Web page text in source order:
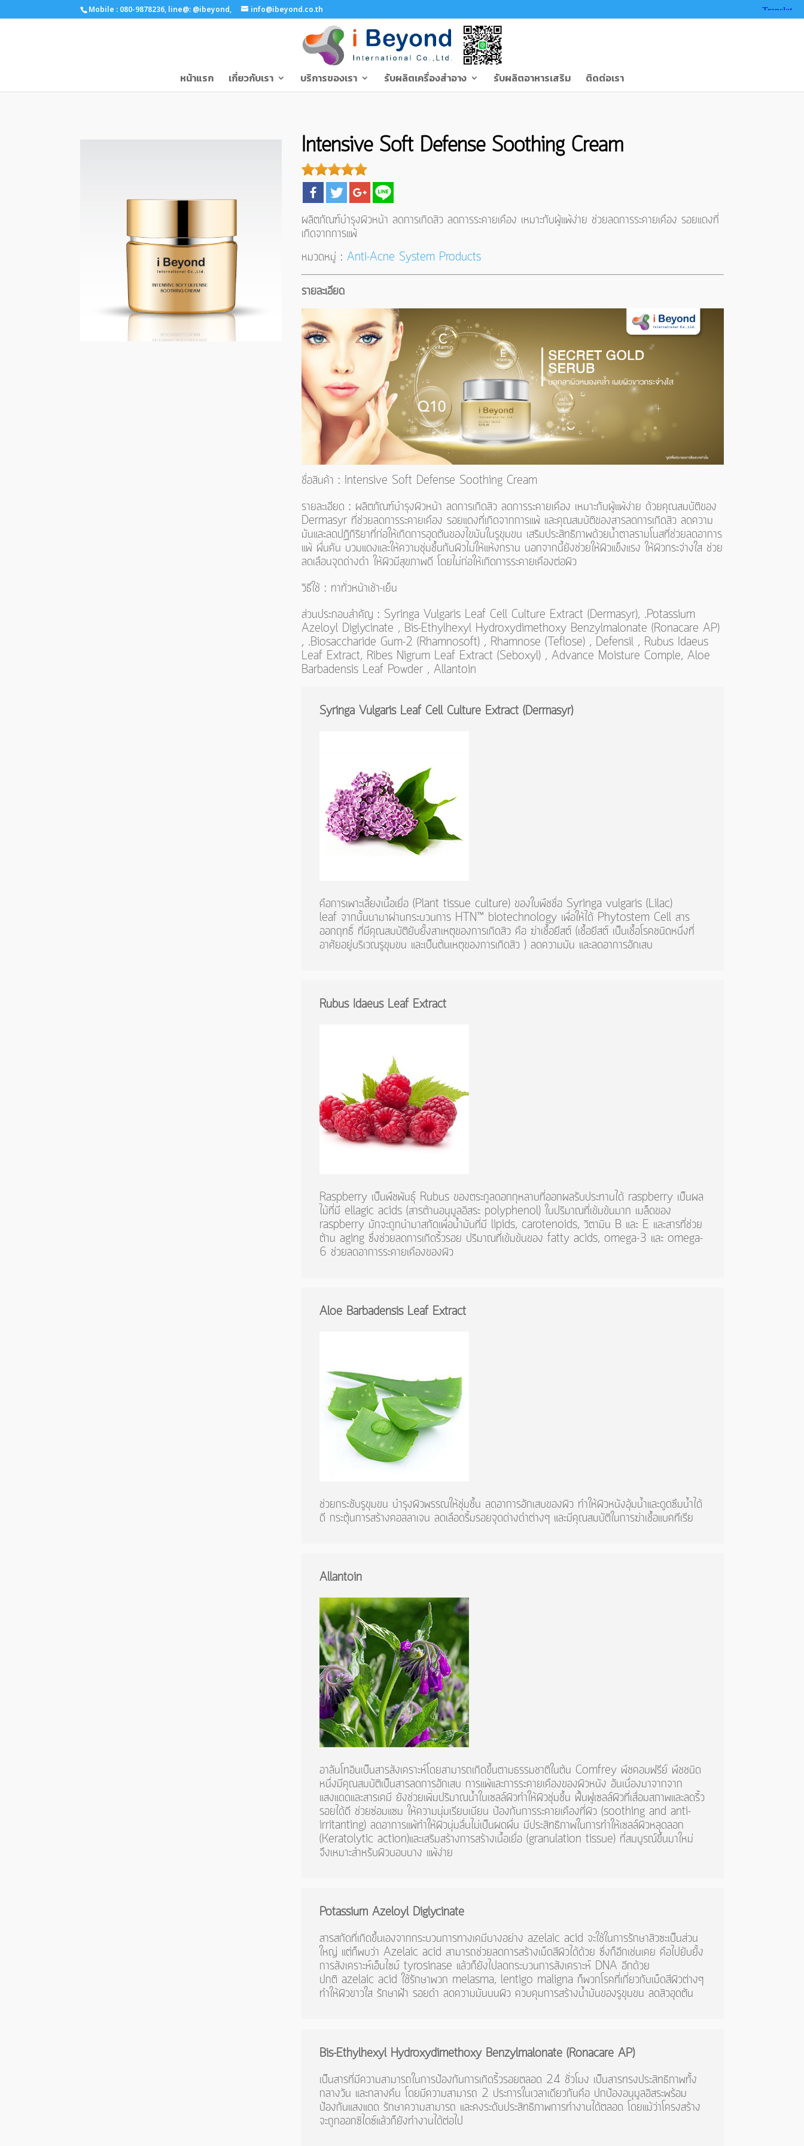
Mobile : 080-9878236, line@: @ibeyond, info@ibeyond.co.th
หน้าแรก เกี่ยวกับเรา บริการของเรา รับผลิตเครื่องสำอาง รับผลิตอาหารเสริม ติดต่อเรา
Intensive Soft Defense Soothing Cream
ผลิตภัณฑ์บำรุงผิวหน้า ลดการเกิดสิว ลดการระคายเคือง เหมาะกับผู้แพ้ง่าย ช่วยลดการระคายเคือง รอยแดงที่
เกิดจากการแพ้
หมวดหมู่ : Anti-Acne System Products
รายละเอียด
ชื่อสินค้า : Intensive Soft Defense Soothing Cream
รายละเอียด : ผลิตภัณฑ์บำรุงผิวหน้า ลดการเกิดสิว ลดการระคายเคือง เหมาะกับผู้แพ้ง่าย ด้วยคุณสมบัติของ
Dermasyr ที่ช่วยลดการระคายเคือง รอยแดงที่เกิดจากการแพ้ และคุณสมบัติของสารลดการเกิดสิว ลดความ
มันและลดปฏิกิริยาที่ก่อให้เกิดการอุดตันของไขมันในรูขุมขน เสริมประสิทธิภาพด้วยน้ำตาลรามโนสที่ช่วยลดอาการ
แพ้ ผื่นคัน บวมแดงและให้ความชุ่มชื้นกับผิวไม่ให้แห้งกราน นอกจากนี้ยังช่วยให้ผิวแข็งแรง ให้ผิวกระจ่างใส ช่วย
ลดเลือนจุดด่างดำ ให้ผิวมีสุขภาพดี โดยไม่ก่อให้เกิดการระคายเคืองต่อผิว
วิธีใช้ : ทาทั่วหน้าเช้า-เย็น
ส่วนประกอบสำคัญ : Syringa Vulgaris Leaf Cell Culture Extract (Dermasyr), .Potassium
Azeloyl Diglycinate , Bis-Ethylhexyl Hydroxydimethoxy Benzylmalonate (Ronacare AP)
, .Biosaccharide Gum-2 (Rhamnosoft) , Rhamnose (Teflose) , Defensil , Rubus Idaeus
Leaf Extract, Ribes Nigrum Leaf Extract (Seboxyl) , Advance Moisture Comple, Aloe
Barbadensis Leaf Powder , Allantoin
Syringa Vulgaris Leaf Cell Culture Extract (Dermasyr)
คือการเพาะเลี้ยงเนื้อเยื่อ (Plant tissue culture) ของใบพืชชื่อ Syringa vulgaris (Lilac)
leaf จากนั้นนามาผ่านกระบวนการ HTN™ biotechnology เพื่อให้ได้ Phytostem Cell สาร
ออกฤทธิ์ ที่มีคุณสมบัติยับยั้งสาเหตุของการเกิดสิว คือ ฆ่าเชื้อยีสต์ (เชื้อยีสต์ เป็นเชื้อโรคชนิดหนึ่งที่
อาศัยอยู่บริเวณรูขุมขน และเป็นต้นเหตุของการเกิดสิว ) ลดความมัน และลดอาการอักเสบ
Rubus IdaeusLeaf Extract
Raspberry เป็นพืชพันธุ์ Rubus ของตระกูลดอกกุหลาบที่ออกผลรับประทานได้ raspberry เป็นผล
ไม้ที่มี ellagic acids (สารต้านอนุมูลอิสระ polyphenol) ในปริมาณที่เข้มข้นมาก เมล็ดของ
raspberry มักจะถูกนำมาสกัดเพื่อน้ำมันที่มี lipids, carotenoids, วิตามิน B และ E และสารที่ช่วย
ต้าน aging ซึ่งช่วยลดการเกิดริ้วรอย ปริมาณที่เข้มข้นของ fatty acids, omega-3 และ omega-
6 ช่วยลดอาการระคายเคืองของผิว
Aloe BarbadensisLeaf Extract
ช่วยกระชับรูขุมขน บำรุงผิวพรรณให้ชุ่มชื้น ลดอาการอักเสบของผิว ทำให้ผิวหนังอุ้มน้ำและดูดซึมน้ำได้
ดี กระตุ้นการสร้างคอลลาเจน ลดเลือดริ้มรอยจุดด่างดำต่างๆ และมีคุณสมบัติในการฆ่าเชื้อแบคทีเรีย
Allantoin
อาลันโทอินเป็นสารสังเคราะห์โดยสามารถเกิดขึ้นตามธรรมชาติในต้น Comfrey พืชคอมฟรีย์ พืชชนิด
หนึ่งมีคุณสมบัติเป็นสารลดการอักเสบ การแพ้และการระคายเคืองของผิวหนัง อันเนื่องมาจากจาก
แสงแดดและสารเคมี ยังช่วยเพิ่มปริมาณน้ำในเซลล์ผิวทำให้ผิวชุ่มชื้น ฟื้นฟูเซลล์ผิวที่เสื่อมสภาพและลดริ้ว
รอยได้ดี ช่วยซ่อมแซม ให้ความนุ่มเรียบเนียน ป้องกันการระคายเคืองที่ผิว (soothing and anti-
irritanting) ลดอาการแพ้ทำให้ผิวนุ่มลื่นไม่เป็นผดผื่น มีประสิทธิภาพในการทำให้เซลล์ผิวหลุดลอก
(Keratolytic action)และเสริมสร้างการสร้างเนื้อเยื่อ (granulation tissue) ที่สมบูรณ์ขึ้นมาใหม่
จึงเหมาะสำหรับผิวบอบบาง แพ้ง่าย
Potassium Azeloyl Diglycinate
สารสกัดที่เกิดขึ้นเองจากกระบวนการทางเคมีบางอย่าง azelaic acid จะใช้ในการรักษาสิวซะเป็นส่วน
ใหญ่ แต่ก็พบว่า Azelaic acid สามารถช่วยลดการสร้างเม็ดสีผิวได้ด้วย ซึ่งก็อีกเช่นเคย คือไปยับยั้ง
การสังเคราะห์เอ็นไซม์ tyrosinase แล้วก็ยังไปลดกระบวนการสังเคราะห์ DNA อีกด้วย
ปกติ azelaic acid ใช้รักษาพวก melasma, lentigo maligna ก็พวกโรคที่เกี่ยวกับเม็ดสีผิวต่างๆ
ทำให้ผิวขาวใส รักษาฝ้า รอยดำ ลดความมันบนผิว ควบคุมการสร้างน้ำมันของรูขุมขน ลดสิวอุดตัน
Bis-Ethylhexyl Hydroxydimethoxy Benzylmalonate(RonacareAP)
เป็นสารที่มีความสามารถในการป้องกันการเกิดริ้วรอยตลอด 24 ชั่วโมง เป็นสารทรงประสิทธิภาพทั้ง
กลางวัน และกลางคืน โดยมีความสามารถ 2 ประการในเวลาเดียวกันคือ ปกป้องอนุมูลอิสระพร้อม
ป้องกันแสงแดด รักษาความสามารถ และคงระดับประสิทธิภาพการทำงานได้ตลอด โดยแม้ว่าโครงสร้าง
จะถูกออกซิไดซ์แล้วก็ยังทำงานได้ต่อไป